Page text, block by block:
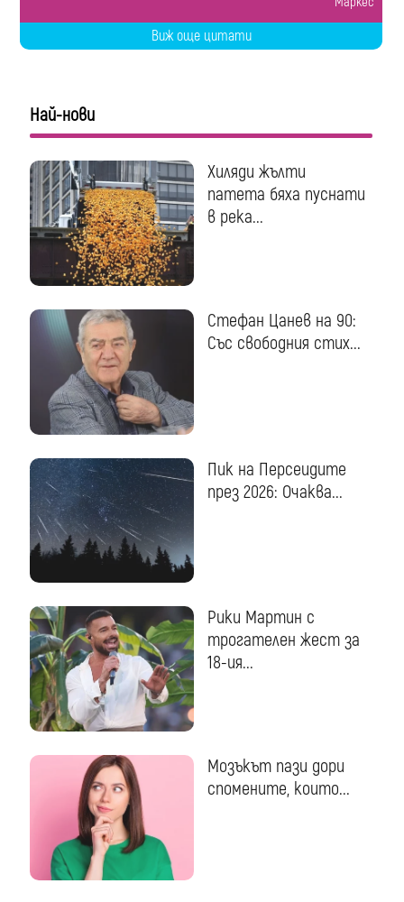
Виж още цитати
Най-нови
Хиляди жълти
патета бяха пуснати
в река...
Стефан Цанев на 90:
Със свободния стих...
Пик на Персеидите
през 2026: Очаква...
Рики Мартин с
трогателен жест за
18-ия...
Мозъкът пази дори
спомените, които...